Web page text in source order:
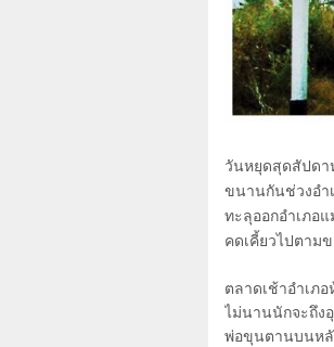
วันหยุดสุดสัปดา
ขนานกันช่วงอำ
ทะลุออกอำเภอ
คดเคี้ยวไปตาม
ตลาดเช้าอำเภ
ไม่นานนักจะถึง
พ่อขุนตานบนหลั